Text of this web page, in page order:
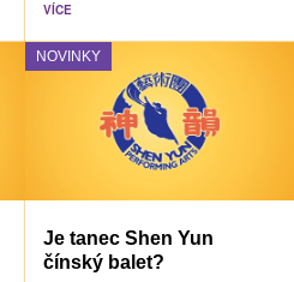
VÍCE
NOVINKY
Je tanec Shen Yun
čínský balet?